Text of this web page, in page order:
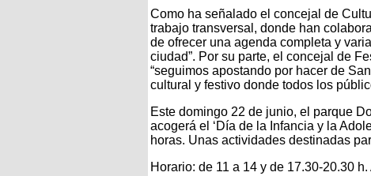
Como ha señalado el concejal de
trabajo transversal, donde han
de ofrecer una agenda completa y
ciudad”. Por su parte, el concejal de
“seguimos apostando por hacer de
cultural y festivo donde todos los
Este domingo 22 de junio, el parque
acogerá el ‘Día de la Infancia y la
horas. Unas actividades destinadas
Horario: de 11 a 14 y de 17.30-20.30